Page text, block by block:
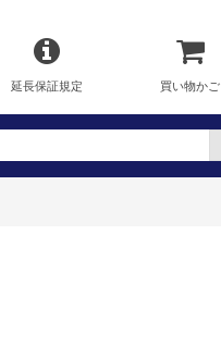
延長保証規定 買い物かご